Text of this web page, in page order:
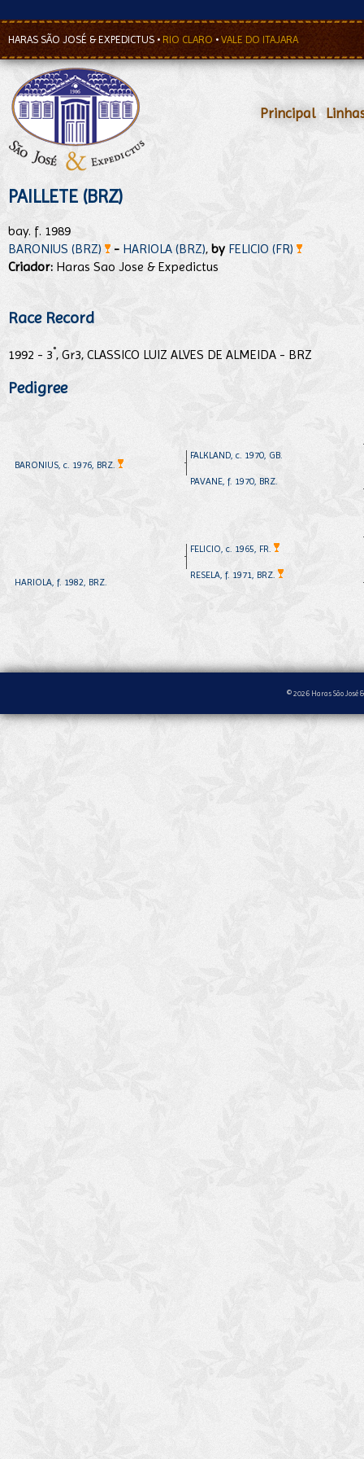
HARAS SÃO JOSÉ & EXPEDICTUS • RIO CLARO • VALE DO ITAJARA
Principal•
PAILLETE (BRZ)
bay. f. 1989
BARONIUS (BRZ)
- HARIOLA (BRZ), by FELICIO (FR)
Criador: Haras Sao Jose & Expedictus
Race Record
1992 - 3°, Gr3, CLASSICO LUIZ ALVES DE ALMEIDA - BRZ
Pedigree
BARONIUS, c. 1976, BRZ.
HARIOLA, f. 1982, BRZ.
FALKLAND, c. 1970, GB.
PAVANE, f. 1970, BRZ.
FELICIO, c. 1965, FR.
RESELA, f. 1971, BRZ.
© 2026 Haras São José